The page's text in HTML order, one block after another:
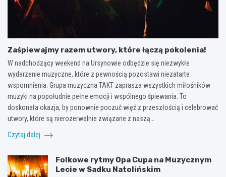
Zaśpiewajmy razem utwory, które łączą pokolenia!
W nadchodzący weekend na Ursynowie odbędzie się niezwykłe
wydarzenie muzyczne, które z pewnością pozostawi niezatarte
wspomnienia. Grupa muzyczna TAKT zaprasza wszystkich miłośników
muzyki na popołudnie pełne emocji i wspólnego śpiewania. To
doskonała okazja, by ponownie poczuć więź z przeszłością i celebrować
utwory, które są nierozerwalnie związane z naszą…
Czytaj dalej
Folkowe rytmy Opa Cupa na Muzycznym
Lecie w Sadku Natolińskim